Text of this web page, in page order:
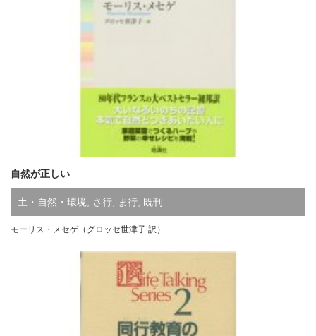
自然が正しい
土・自然・環境 さ行 ま行 既刊
モーリス・メセゲ（グロッセ世津子 訳）